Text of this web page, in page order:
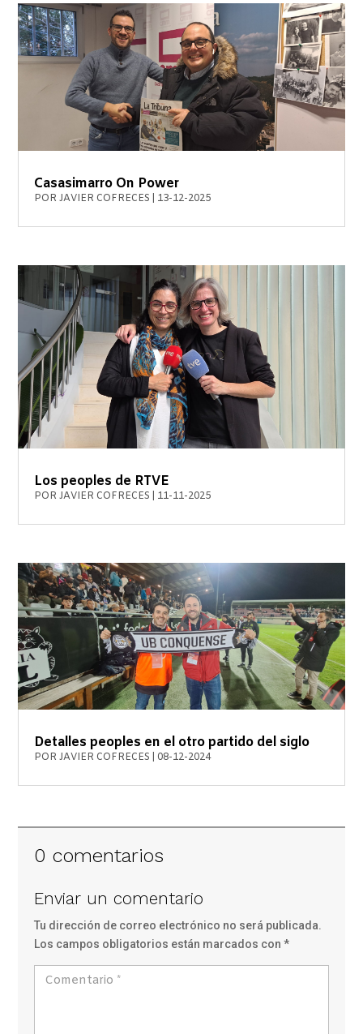
Casasimarro On Power
PORJAVIER COFRECES 13-12-2025
Los peoples de RTVE
PORJAVIER COFRECES 11-11-2025
Detalles peoples en el otro partido del siglo
PORJAVIER COFRECES 08-12-2024
0 comentarios
Enviar un comentario
Tu dirección de correo electrónico no será publicada.
Los campos obligatorios están marcados con*